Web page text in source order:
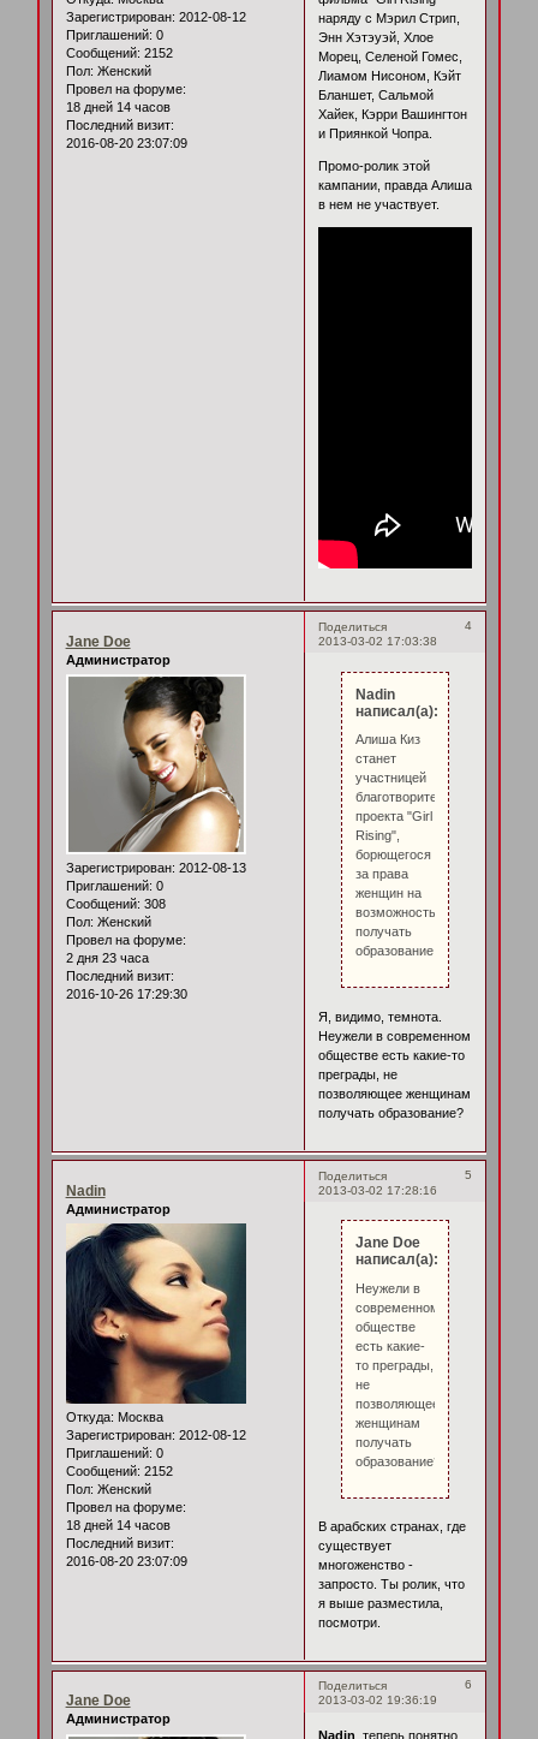
Зарегистрирован: 2012-08-12
Приглашений: 0
Сообщений: 2152
Пол: Женский
Провел на форуме:
18 дней 14 часов
Последний визит:
2016-08-20 23:07:09
наряду с Мэрил Стрип,
Энн Хэтэуэй, Хлое
Морец, Селеной Гомес,
Лиамом Нисоном, Кэйт
Бланшет, Сальмой
Хайек, Кэрри Вашингтон
и Приянкой Чопра.
Промо-ролик этой
кампании, правда Алиша
в нем не участвует.
Поделиться
4
2013-03-02 17:03:38
Jane Doe
Администратор
Зарегистрирован: 2012-08-13
Приглашений: 0
Сообщений: 308
Пол: Женский
Провел на форуме:
2 дня 23 часа
Последний визит:
2016-10-26 17:29:30
Nadin
написал(а):
Алиша Киз
станет
участницей
благотворительного
проекта "Girl
Rising",
борющегося
за права
женщин на
возможность
получать
образование.
Я, видимо, темнота.
Неужели в современном
обществе есть какие-то
преграды, не
позволяющее женщинам
получать образование?
Поделиться
5
2013-03-02 17:28:16
Nadin
Администратор
Откуда: Москва
Зарегистрирован: 2012-08-12
Приглашений: 0
Сообщений: 2152
Пол: Женский
Провел на форуме:
18 дней 14 часов
Последний визит:
2016-08-20 23:07:09
Jane Doe
написал(а):
Неужели в
современном
обществе
есть какие-
то преграды,
не
позволяющее
женщинам
получать
образование?
В арабских странах, где
существует
многоженство -
запросто. Ты ролик, что
я выше разместила,
посмотри.
Поделиться
6
2013-03-02 19:36:19
Jane Doe
Администратор
Nadin , теперь понятно.